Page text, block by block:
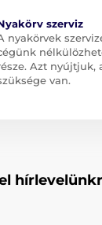
szerviz
nyakörvek
Azt nyújtjuk,
van.